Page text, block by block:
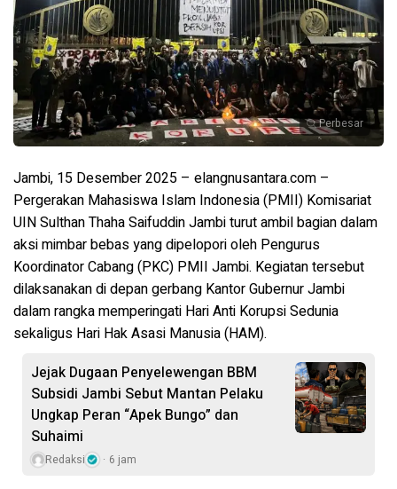
Perbesar
Jambi, 15 Desember 2025 – elangnusantara.com –
Pergerakan Mahasiswa Islam Indonesia (PMII) Komisariat
UIN Sulthan Thaha Saifuddin Jambi turut ambil bagian dalam
aksi mimbar bebas yang dipelopori oleh Pengurus
Koordinator Cabang (PKC) PMII Jambi. Kegiatan tersebut
dilaksanakan di depan gerbang Kantor Gubernur Jambi
dalam rangka memperingati Hari Anti Korupsi Sedunia
sekaligus Hari Hak Asasi Manusia (HAM).
Jejak Dugaan Penyelewengan BBM
Subsidi Jambi Sebut Mantan Pelaku
Ungkap Peran “Apek Bungo” dan
Suhaimi
Redaksi 6 jam